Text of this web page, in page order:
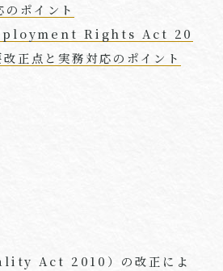
ポイント
Rights Act 20
正点と実務対応のポイント
Act 2010）の改正によ